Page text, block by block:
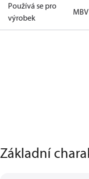
Používá se pro
výrobek
Základní